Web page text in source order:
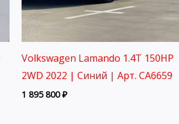
Volkswagen Lamando 1.4T 150HP
2WD 2022 | Синий | Арт. CA6659
1 895 800₽